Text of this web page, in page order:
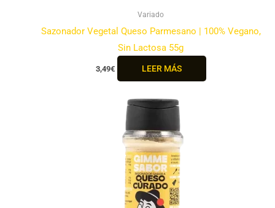
Variado
Sazonador Vegetal Queso Parmesano | 100% Vegano,
Sin Lactosa 55g
3,49€ LEER MÁS